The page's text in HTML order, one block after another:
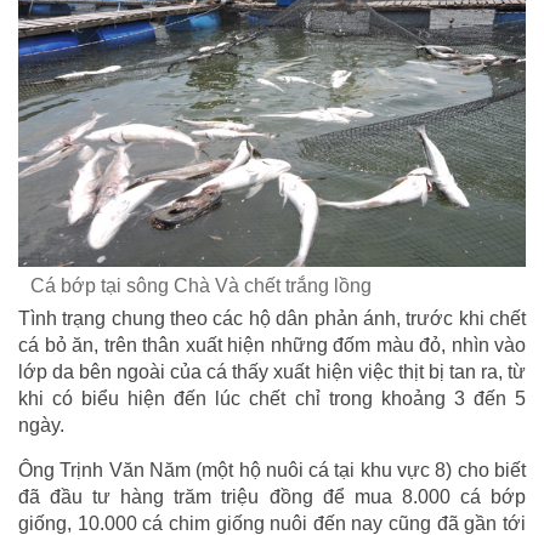
Cá bớp tại sông Chà Và chết trắng lồng
Tình trạng chung theo các hộ dân phản ánh, trước khi chết
cá bỏ ăn, trên thân xuất hiện những đốm màu đỏ, nhìn vào
lớp da bên ngoài của cá thấy xuất hiện việc thịt bị tan ra, từ
khi có biểu hiện đến lúc chết chỉ trong khoảng 3 đến 5
ngày.
Ông Trịnh Văn Năm (một hộ nuôi cá tại khu vực 8) cho biết
đã đầu tư hàng trăm triệu đồng để mua 8.000 cá bớp
giống, 10.000 cá chim giống nuôi đến nay cũng đã gần tới